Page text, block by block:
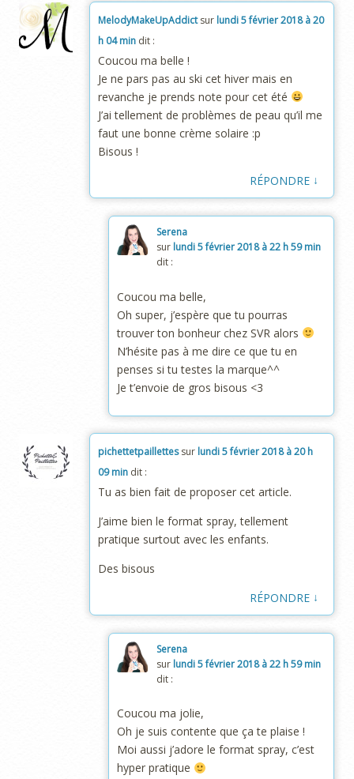
MelodyMakeUpAddictsur lundi 5 février 2018 à 20
h 04 min dit :
Coucou ma belle !
Je ne pars pas au ski cet hiver mais en
revanche je prends note pour cet été
J’ai tellement de problèmes de peau qu’il me
faut une bonne crème solaire :p
Bisous !
RÉPONDRE ↓
Serena
sur lundi 5 février 2018 à 22 h 59 min
dit :
Coucou ma belle,
Oh super, j’espère que tu pourras
trouver ton bonheur chez SVR alors
N’hésite pas à me dire ce que tu en
penses si tu testes la marque^^
Je t’envoie de gros bisous <3
pichettetpaillettessur lundi 5 février 2018 à 20 h
09 min dit :
Tu as bien fait de proposer cet article.
J’aime bien le format spray, tellement
pratique surtout avec les enfants.
Des bisous
RÉPONDRE ↓
Serena
sur lundi 5 février 2018 à 22 h 59 min
dit :
Coucou ma jolie,
Oh je suis contente que ça te plaise !
Moi aussi j’adore le format spray, c’est
hyper pratique